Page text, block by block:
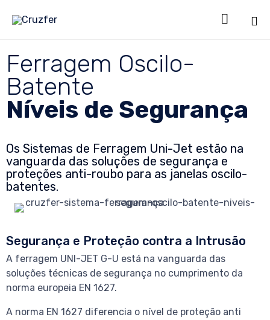

Ferragem Oscilo-
Batente
Níveis de Segurança
Os Sistemas de Ferragem Uni-Jet estão na
vanguarda das soluções de segurança e
proteções anti-roubo para as janelas oscilo-
batentes.
Segurança e Proteção contra a Intrusão
A ferragem UNI-JET G-U está na vanguarda das
soluções técnicas de segurança no cumprimento da
norma europeia EN 1627.
A norma EN 1627 diferencia o nível de proteção anti